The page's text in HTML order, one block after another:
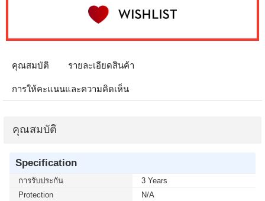
คุณสมบัติ รายละเอียดสินค้า
การให้คะแนนและความคิดเห็น
คุณสมบัติ
Specification
การรับประกัน
3 Years
Protection
N/A